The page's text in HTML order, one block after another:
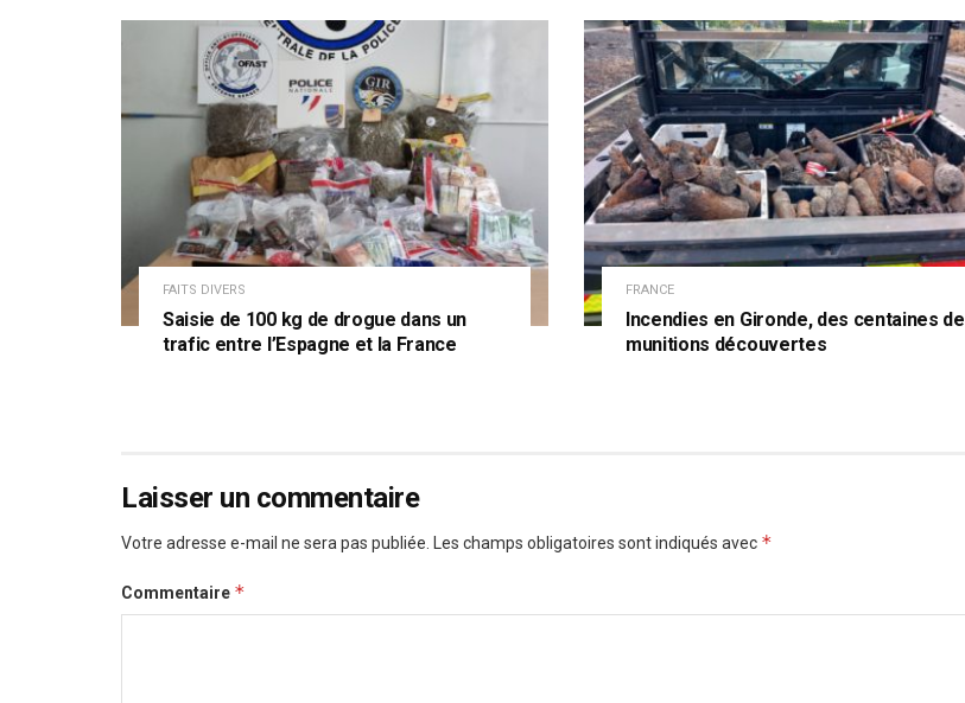
FAITS DIVERS
Saisie de 100 kg de drogue dans un
trafic entre l’Espagne et la France
FRANCE
Incendies en Gironde, des centaines de
munitions découvertes
Laisser un commentaire
Votre adresse e-mail ne sera pas publiée. Les champs obligatoires sont indiqués avec *
Commentaire *